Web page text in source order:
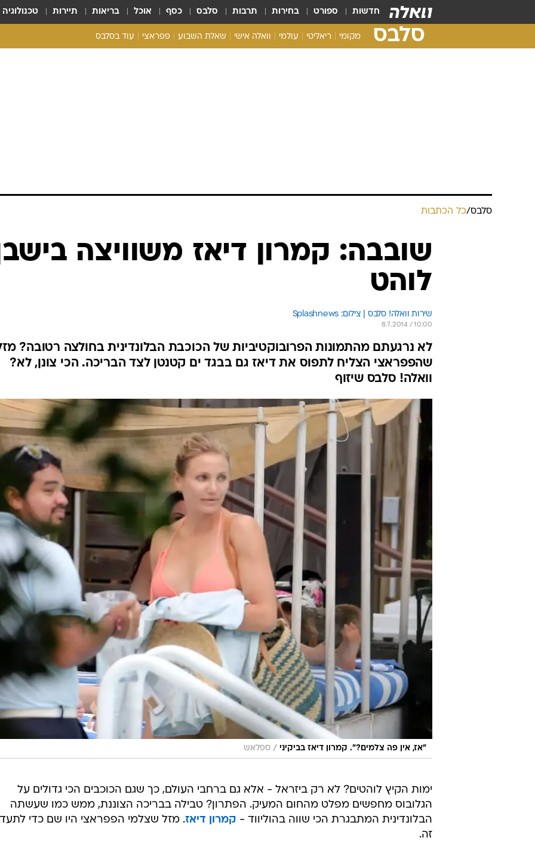
חדשות ספורט בחירות תרבות סלבס כסף אוכל בריאות תיירות טכנולוגיה
סלבס מקומי ריאליטי עולמי וואלה אישי שאלת השבוע פפראצי עוד בסלבס
סלבס/כל הכתבות
שובבה: קמרון דיאז משוויצה
לוהט
שירות וואלה! סלבס | צילום: Splashnews
8.7.2014 / 10:00
לא נרגעתם מהתמונות הפרובוקטיביות של הכוכבת הבלונדינית בחולצה רטובה?
שהפפראצי הצליח לתפוס את דיאז גם בבגד ים קטנטן לצד הבריכה. הכי צונן, לא?
וואלה! סלבס שיזוף
"אז, אין פה צלמים?". קמרון דיאז בביקיני / ספלאש
ימות הקיץ לוהטים? לא רק ביזראל - אלא גם ברחבי העולם, כך שגם הכוכבים הכי גדולים על
הגלובוס מחפשים מפלט מהחום המעיק. הפתרון? טבילה בבריכה הצוננת, ממש כמו שעשתה
הבלונדינית המתבגרת הכי שווה בהוליווד - קמרון דיאז. מזל שצלמי הפפראצי היו שם כדי
זה.